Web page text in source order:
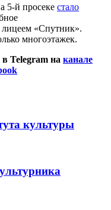
5-й просеке стало
лицеем «Спутник».
многоэтажек.
Telegram на канале
культуры